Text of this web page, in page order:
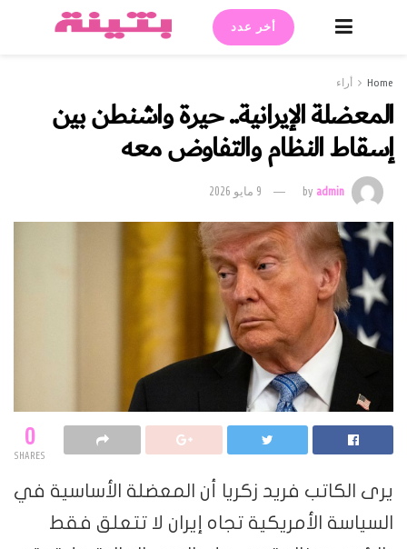
أخر عدد
Home أراء
المعضلة الإيرانية.. حيرة واشنطن بين
إسقاط النظام والتفاوض معه
byadmin 9 مايو 2026
0
SHARES
يرى الكاتب فريد زكريا أن المعضلة الأساسية في
السياسة الأمريكية تجاه إيران لا تتعلق فقط